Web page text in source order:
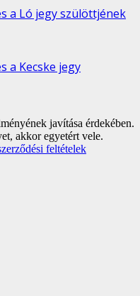
a Ló jegy szülöttjének
a Kecske jegy
javítása érdekében.
akkor egyetért vele.
feltételek